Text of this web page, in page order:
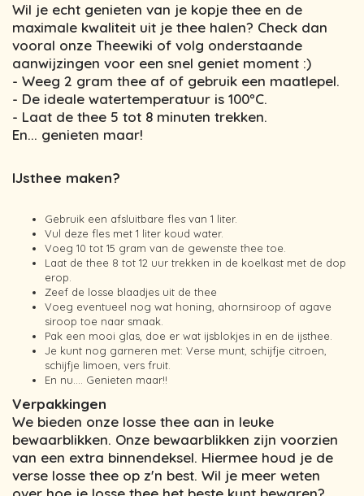
Wil je echt genieten van je kopje thee en de
maximale kwaliteit uit je thee halen? Check dan
vooral onze Theewiki of volg onderstaande
aanwijzingen voor een snel geniet moment :)
- Weeg 2 gram thee af of gebruik een maatlepel.
- De ideale watertemperatuur is 100ºC.
- Laat de thee 5 tot 8 minuten trekken.
En... genieten maar!
IJsthee maken?
Gebruik een afsluitbare fles van 1 liter.
Vul deze fles met 1 liter koud water.
Voeg 10 tot 15 gram van de gewenste thee toe.
Laat de thee 8 tot 12 uur trekken in de koelkast met de dop
erop.
Zeef de losse blaadjes uit de thee
Voeg eventueel nog wat honing, ahornsiroop of agave
siroop toe naar smaak.
Pak een mooi glas, doe er wat ijsblokjes in en de ijsthee.
Je kunt nog garneren met: Verse munt, schijfje citroen,
schijfje limoen, vers fruit.
En nu…. Genieten maar!!
Verpakkingen
We bieden onze losse thee aan in leuke
bewaarblikken. Onze bewaarblikken zijn voorzien
van een extra binnendeksel. Hiermee houd je de
verse losse thee op z'n best. Wil je meer weten